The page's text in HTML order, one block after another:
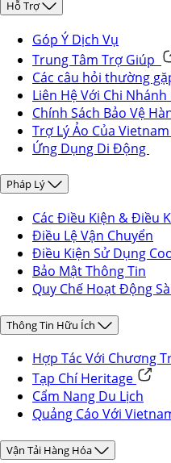
Hỗ Trợ
Góp Ý Dịch Vụ
Trung Tâm Trợ Giúp
Các câu hỏi thường
Liên Hệ Với Chi Nhánh
Chính Sách Bảo Vệ
Trợ Lý Ảo Của
Ứng Dụng Di Động
Pháp Lý
Các Điều Kiện & Điều
Điều Lệ Vận Chuyển
Điều Kiện Sử Dụng
Bảo Mật Thông Tin
Quy Chế Hoạt Động
Thông Tin Hữu Ích
Hợp Tác Với Chương
Tạp Chí Heritage
Cẩm Nang Du Lịch
Quảng Cáo Với
Vận Tải Hàng Hóa